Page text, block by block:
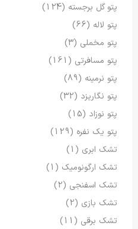
پتو گل برجسته (124)
پتو لاله (66)
پتو مخملی (3)
پتو مسافرتی (161)
پتو نرمینه (89)
پتو نگاریزد (32)
پتو نوزاد (15)
پتو یک نفره (129)
تشک ابری (1)
تشک ارگونومیک (1)
تشک اسفنجی (2)
تشک بازی (2)
تشک برقی (11)